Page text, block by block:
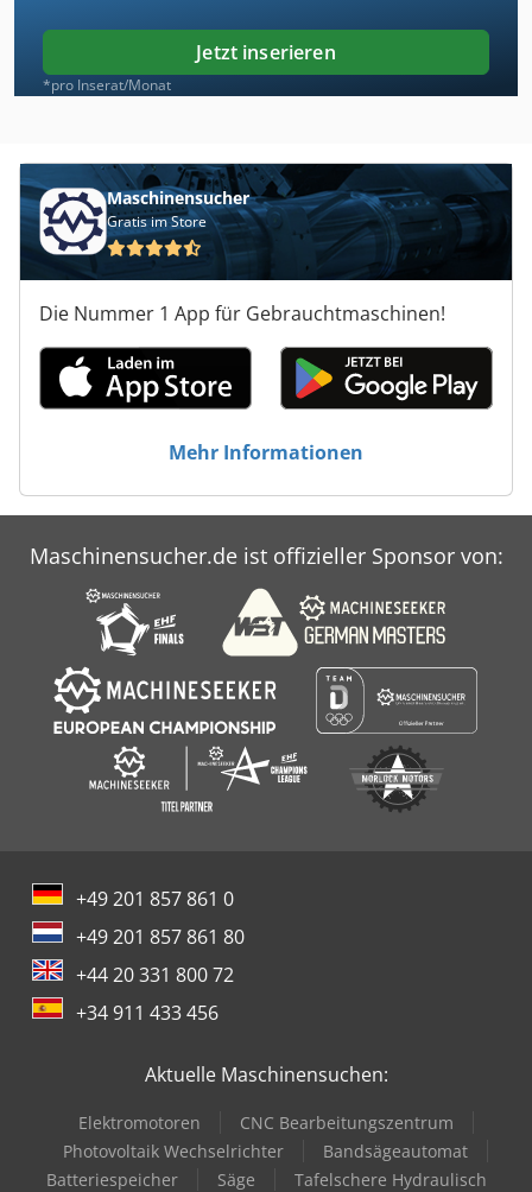
Jetzt inserieren
*pro Inserat/Monat
Maschinensucher
Gratis im Store
Die Nummer 1 App für Gebrauchtmaschinen!
Mehr Informationen
Maschinensucher.de ist offizieller Sponsor von:
+49 201 857 861 0
+49 201 857 861 80
+44 20 331 800 72
+34 911 433 456
Aktuelle Maschinensuchen:
Elektromotoren
CNC Bearbeitungszentrum
Photovoltaik Wechselrichter
Bandsägeautomat
Batteriespeicher
Säge Tafelschere Hydraulisch